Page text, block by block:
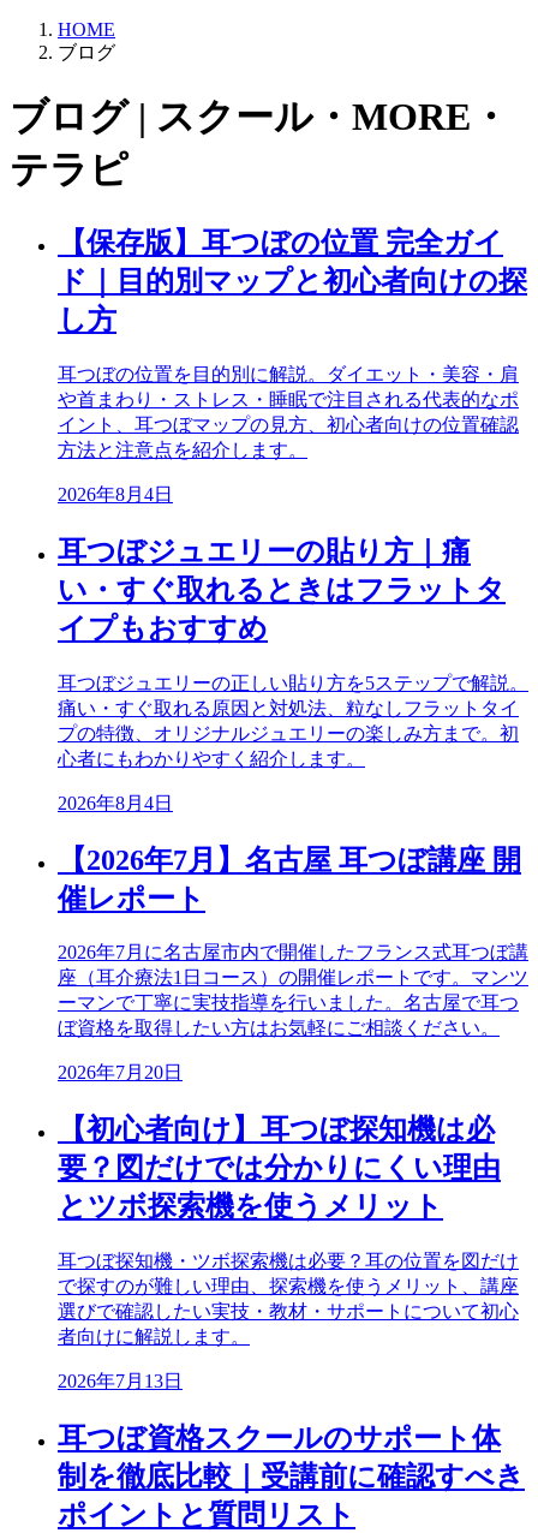
HOME
ブログ
ブログ | スクール・MORE・
テラピ
【保存版】耳つぼの位置 完全ガイ
ド｜目的別マップと初心者向けの探
し方
耳つぼの位置を目的別に解説。ダイエット・美容・肩
や首まわり・ストレス・睡眠で注目される代表的なポ
イント、耳つぼマップの見方、初心者向けの位置確認
方法と注意点を紹介します。
2026年8月4日
耳つぼジュエリーの貼り方｜痛
い・すぐ取れるときはフラットタ
イプもおすすめ
耳つぼジュエリーの正しい貼り方を5ステップで解説。
痛い・すぐ取れる原因と対処法、粒なしフラットタイ
プの特徴、オリジナルジュエリーの楽しみ方まで。初
心者にもわかりやすく紹介します。
2026年8月4日
【2026年7月】名古屋 耳つぼ講座 開
催レポート
2026年7月に名古屋市内で開催したフランス式耳つぼ講
座（耳介療法1日コース）の開催レポートです。マンツ
ーマンで丁寧に実技指導を行いました。名古屋で耳つ
ぼ資格を取得したい方はお気軽にご相談ください。
2026年7月20日
【初心者向け】耳つぼ探知機は必
要？図だけでは分かりにくい理由
とツボ探索機を使うメリット
耳つぼ探知機・ツボ探索機は必要？耳の位置を図だけ
で探すのが難しい理由、探索機を使うメリット、講座
選びで確認したい実技・教材・サポートについて初心
者向けに解説します。
2026年7月13日
耳つぼ資格スクールのサポート体
制を徹底比較｜受講前に確認すべき
ポイントと質問リスト